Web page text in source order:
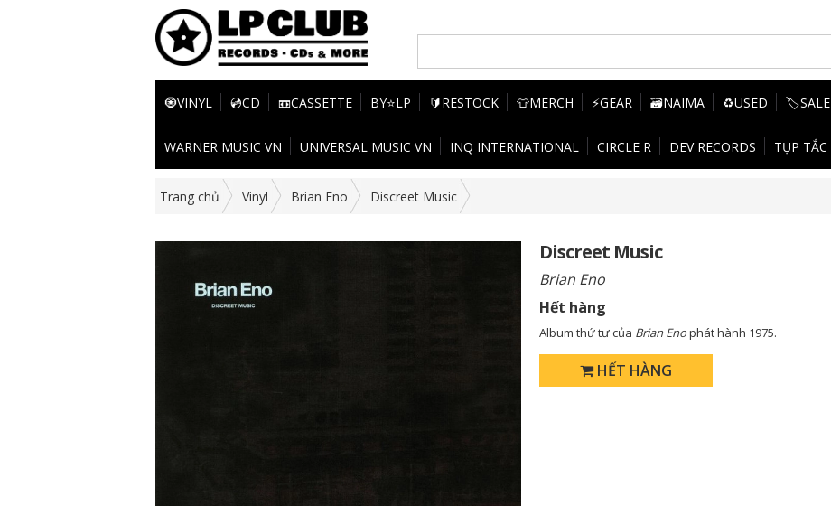
🧿VINYL 💿CD 📼CASSETTE BY⭐LP 🔰RESTOCK 👕MERCH ⚡GEAR 🗃️NAIMA ♻️USED 🏷️SALE
WARNER MUSIC VN UNIVERSAL MUSIC VN INQ INTERNATIONAL CIRCLE R DEV RECORDS TỤP TẮC
Trang chủ Vinyl Brian Eno Discreet Music
Discreet Music
Brian Eno
Hết hàng
Album thứ tư của Brian Enophát hành 1975.
HẾT HÀNG